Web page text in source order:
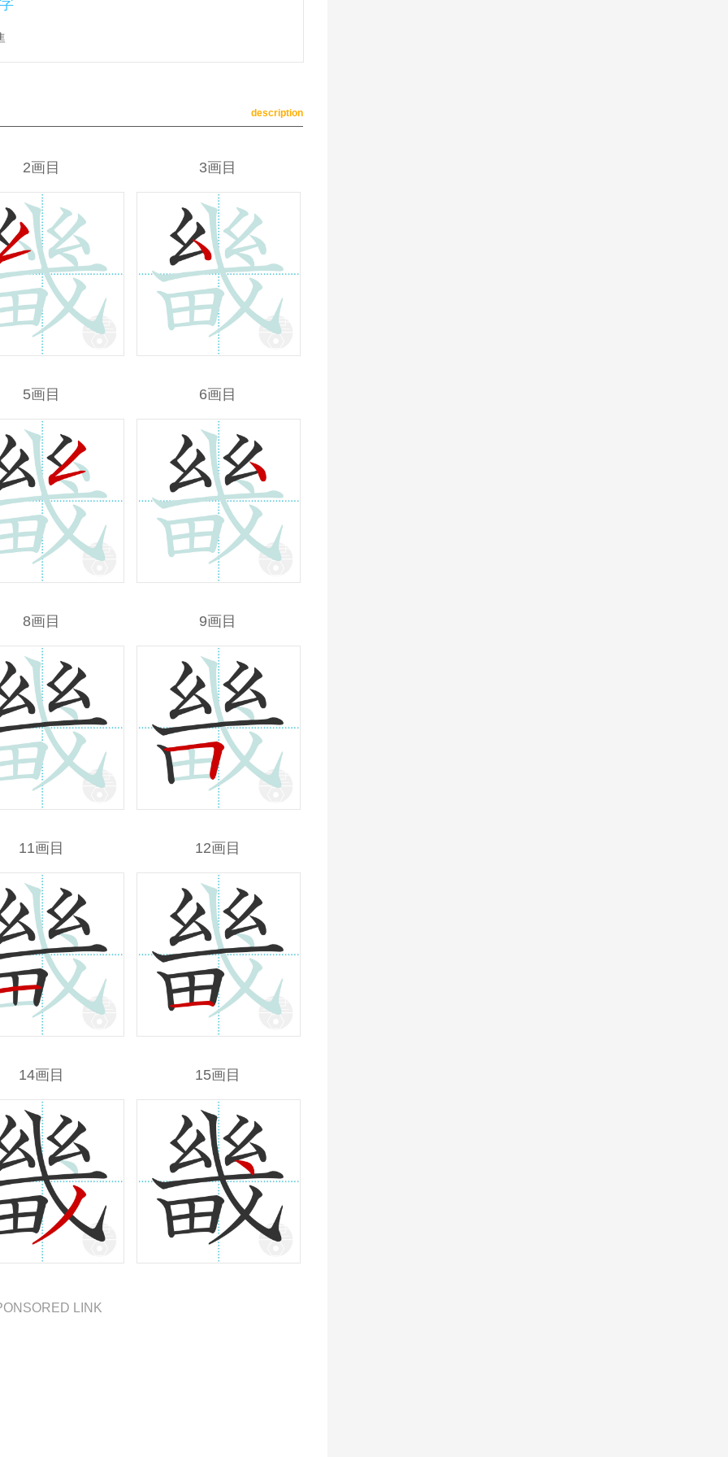
description
2画目 3画目
5画目 6画目
8画目 9画目
11画目 12画目
14画目 15画目
LINK